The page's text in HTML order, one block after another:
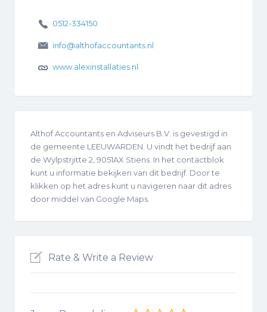
0512-334150
info@althofaccountants.nl
www.alexinstallaties.nl
Althof Accountants en Adviseurs B.V. is gevestigd in
de gemeente LEEUWARDEN. U vindt het bedrijf aan
de Wylpstrjitte 2, 9051AX Stiens. In het contactblok
kunt u informatie bekijken van dit bedrijf. Door te
klikken op het adres kunt u navigeren naar dit adres
door middel van Google Maps.
Rate & Write a Review